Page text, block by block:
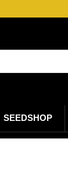
SEEDSHOP